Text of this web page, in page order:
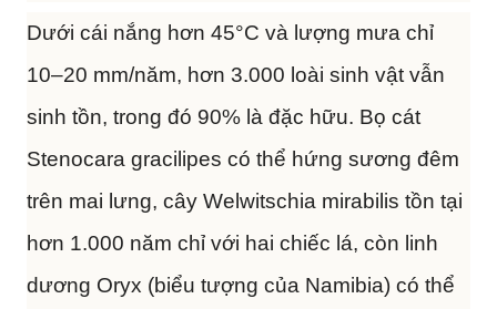
Dưới cái nắng hơn 45°C và lượng mưa chỉ
10–20 mm/năm, hơn 3.000 loài sinh vật vẫn
sinh tồn, trong đó 90% là đặc hữu. Bọ cát
Stenocara gracilipes có thể hứng sương đêm
trên mai lưng, cây Welwitschia mirabilis tồn tại
hơn 1.000 năm chỉ với hai chiếc lá, còn linh
dương Oryx (biểu tượng của Namibia) có thể